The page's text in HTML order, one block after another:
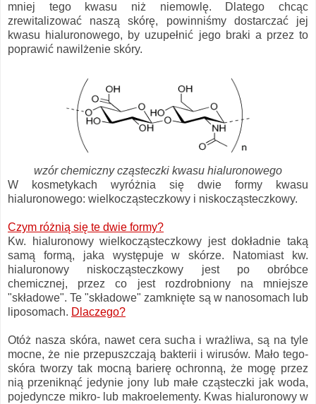
mniej tego kwasu niż niemowlę. Dlatego chcąc
zrewitalizować naszą skórę, powinniśmy dostarczać jej
kwasu hialuronowego, by uzupełnić jego braki a przez to
poprawić nawilżenie skóry.
wzór chemiczny cząsteczki kwasu hialuronowego
W kosmetykach wyróżnia się dwie formy kwasu
hialuronowego: wielkocząsteczkowy i niskocząsteczkowy.
Czym różnią się te dwie formy?
Kw. hialuronowy wielkocząsteczkowy jest dokładnie taką
samą formą, jaka występuje w skórze. Natomiast kw.
hialuronowy niskocząsteczkowy jest po obróbce
chemicznej, przez co jest rozdrobniony na mniejsze
"składowe". Te "składowe" zamknięte są w nanosomach lub
liposomach. Dlaczego?
Otóż nasza skóra, nawet cera sucha i wrażliwa, są na tyle
mocne, że nie przepuszczają bakterii i wirusów. Mało tego-
skóra tworzy tak mocną barierę ochronną, że mogę przez
nią przeniknąć jedynie jony lub małe cząsteczki jak woda,
pojedyncze mikro- lub makroelementy. Kwas hialuronowy w